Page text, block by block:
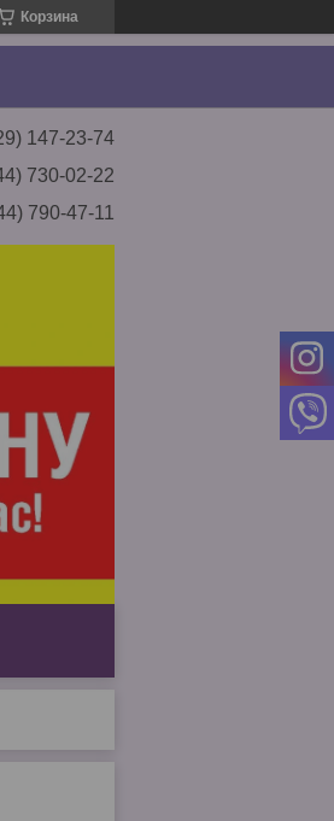
Корзина
147-23-74
730-02-22
790-47-11